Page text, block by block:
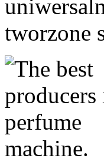
tworzone